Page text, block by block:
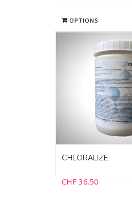
OPTIONS
CHLORALIZE
CHF36.50